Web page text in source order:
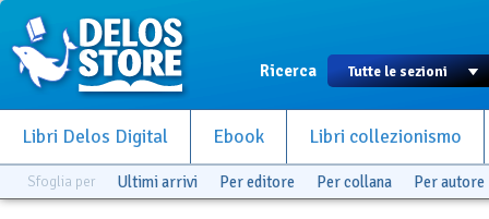
Ricerca
Libri Delos Digital Ebook Libri collezionismo
Sfoglia per Ultimi arrivi Per editore Per collana Per autore